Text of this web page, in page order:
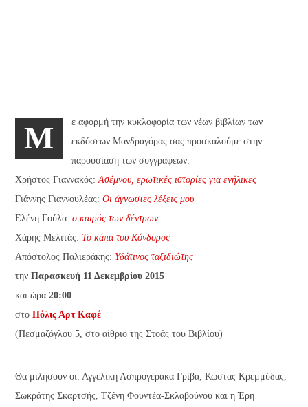
M
ε αφορμή την κυκλοφορία των νέων βιβλίων των
εκδόσεων Μανδραγόρας σας προσκαλούμε στην
παρουσίαση των συγγραφέων:
Χρήστος Γιαννακός:Ασέμνου, ερωτικές ιστορίες για ενήλικες
Γιάννης Γιαννουλέας:Οι άγνωστες λέξεις μου
Ελένη Γούλα: ο καιρός των δέντρων
Χάρης Μελιτάς: Το κάπα του Κόνδορος
Απόστολος Παλιεράκης: Υδάτινος ταξιδιώτης
τηνΠαρασκευή 11 Δεκεμβρίου 2015
και ώρα20:00
στοΠόλις Αρτ Καφέ
(Πεσμαζόγλου 5, στο αίθριο της Στοάς του Βιβλίου)
Θα μιλήσουν οι: Αγγελική Ασπρογέρακα Γρίβα, Κώστας Κρεμμύδας,
Σωκράτης Σκαρτσής, Τζένη Φουντέα-Σκλαβούνου και η Έρη